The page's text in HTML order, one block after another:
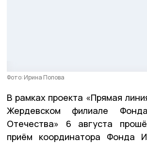
Фото: Ирина Попова
В рамках проекта «Прямая
Жердевском филиале
Отечества» 6 августа
приём координатора Фонда